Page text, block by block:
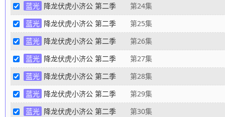
蓝光 降龙伏虎小济公 第二季 第24集
蓝光 降龙伏虎小济公 第二季 第25集
蓝光 降龙伏虎小济公 第二季 第26集
蓝光 降龙伏虎小济公 第二季 第27集
蓝光 降龙伏虎小济公 第二季 第28集
蓝光 降龙伏虎小济公 第二季 第29集
蓝光 降龙伏虎小济公 第二季 第30集